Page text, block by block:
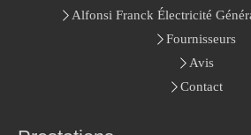
Alfonsi Franck Électricité
Fournisseurs
Avis
Contact